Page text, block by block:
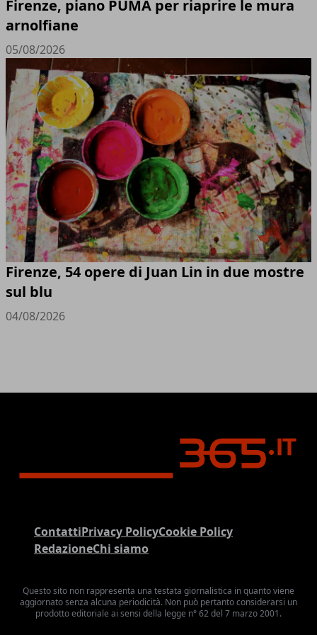
Firenze, piano PUMA per riaprire le mura
arnolfiane
05/08/2026
Firenze, 54 opere di Juan Lin in due mostre
sul blu
04/08/2026
ContattiPrivacy PolicyCookie Policy
RedazioneChi siamo
Questo sito non rappresenta una testata giornalistica in quanto viene
aggiornato senza alcuna periodicità. Non può pertanto considerarsi un
prodotto editoriale ai sensi della legge n° 62 del 7 marzo 2001.